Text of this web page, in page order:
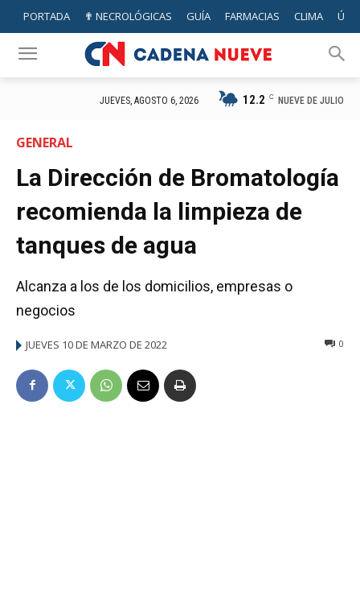
PORTADA ✟ NECROLÓGICAS GUÍA FARMACIAS CLIMA
JUEVES, AGOSTO 6, 2026 12.2 C NUEVE DE JULIO
GENERAL
La Dirección de Bromatología
recomienda la limpieza de
tanques de agua
Alcanza a los de los domicilios, empresas o
negocios
JUEVES 10 DE MARZO DE 2022 0